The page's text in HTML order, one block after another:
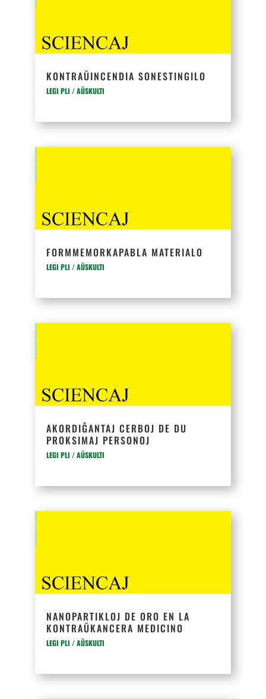
KONTRAŬINCENDIA SONESTINGILO
LEGI PLI / AŬSKULTI
FORMMEMORKAPABLA MATERIALO
LEGI PLI / AŬSKULTI
AKORDIĜANTAJ CERBOJ DE DU
PROKSIMAJ PERSONOJ
LEGI PLI / AŬSKULTI
NANOPARTIKLOJ DE ORO EN LA
KONTRAŬKANCERA MEDICINO
LEGI PLI / AŬSKULTI